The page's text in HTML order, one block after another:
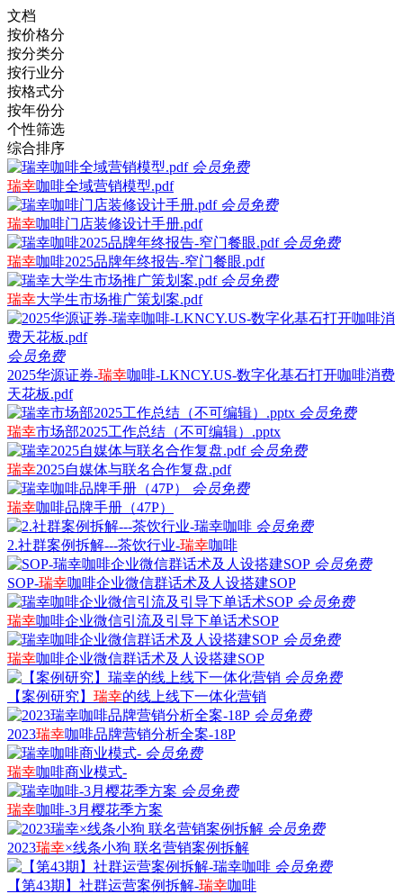
文档
按价格分
按分类分
按行业分
按格式分
按年份分
个性筛选
综合排序
会员免费
瑞幸咖啡全域营销模型.pdf
会员免费
瑞幸咖啡门店装修设计手册.pdf
会员免费
瑞幸咖啡2025品牌年终报告-窄门餐眼.pdf
会员免费
瑞幸大学生市场推广策划案.pdf
会员免费
2025华源证券-瑞幸咖啡-LKNCY.US-数字化基石打开咖啡消费
天花板.pdf
会员免费
瑞幸市场部2025工作总结（不可编辑）.pptx
会员免费
瑞幸2025自媒体与联名合作复盘.pdf
会员免费
瑞幸咖啡品牌手册（47P）
会员免费
2.社群案例拆解---茶饮行业-瑞幸咖啡
会员免费
SOP-瑞幸咖啡企业微信群话术及人设搭建SOP
会员免费
瑞幸咖啡企业微信引流及引导下单话术SOP
会员免费
瑞幸咖啡企业微信群话术及人设搭建SOP
会员免费
【案例研究】 瑞幸的线上线下一体化营销
会员免费
2023瑞幸咖啡品牌营销分析全案-18P
会员免费
瑞幸咖啡商业模式-
会员免费
瑞幸咖啡-3月樱花季方案
会员免费
2023瑞幸×线条小狗 联名营销案例拆解
会员免费
【第43期】社群运营案例拆解-瑞幸咖啡